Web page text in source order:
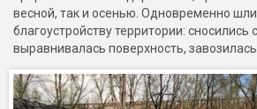
весной, так и осенью. Одновременно
благоустройству территории:
выравнивалась поверхность,